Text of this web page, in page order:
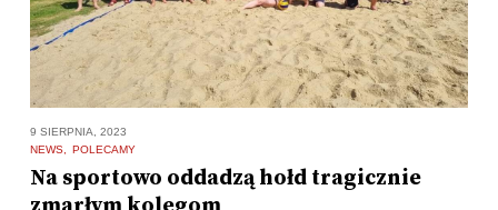
9 SIERPNIA, 2023
NEWS
POLECAMY
Na sportowo oddadzą hołd tragicznie